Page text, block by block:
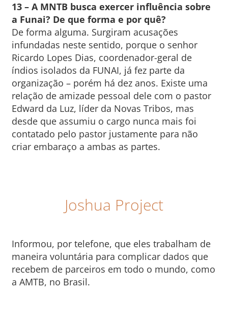
13 – A MNTB busca exercer influência sobre
a Funai? De que forma e por quê?
De forma alguma. Surgiram acusações
infundadas neste sentido, porque o senhor
Ricardo Lopes Dias, coordenador-geral de
índios isolados da FUNAI, já fez parte da
organização – porém há dez anos. Existe uma
relação de amizade pessoal dele com o pastor
Edward da Luz, líder da Novas Tribos, mas
desde que assumiu o cargo nunca mais foi
contatado pelo pastor justamente para não
criar embaraço a ambas as partes.
Joshua Project
Informou, por telefone, que eles trabalham de
maneira voluntária para complicar dados que
recebem de parceiros em todo o mundo, como
a AMTB, no Brasil.